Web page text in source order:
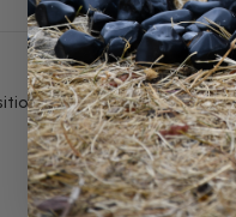
web en este navegador